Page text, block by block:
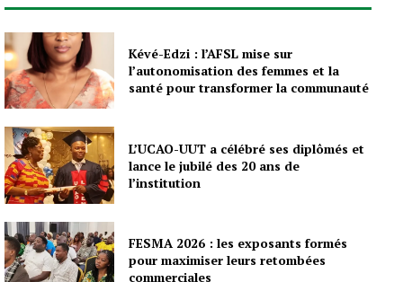
Kévé-Edzi : l’AFSL mise sur
l’autonomisation des femmes et la
santé pour transformer la communauté
L’UCAO-UUT a célébré ses diplômés et
lance le jubilé des 20 ans de
l’institution
FESMA 2026 : les exposants formés
pour maximiser leurs retombées
commerciales